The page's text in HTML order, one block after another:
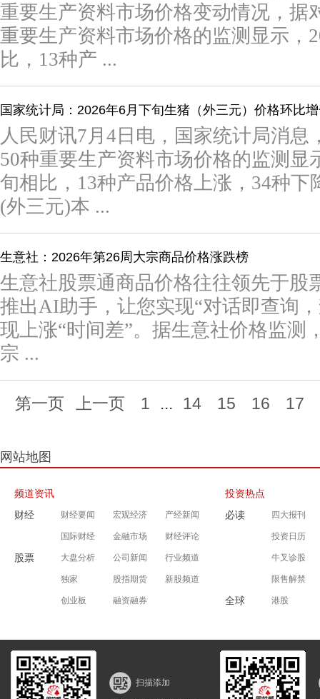
重要生产资料市场价格变动情况，据
重要生产资料市场价格的监测显示，
比，13种产 ...
国家统计局：2026年6月下旬生猪（外三元）价格环比
人民财讯7月4日电，国家统计局消息
50种重要生产资料市场价格的监测显
旬相比，13种产品价格上涨，34种下
(外三元)本 ...
生意社：2026年第26周大宗商品价格涨跌榜
生意社股票通商品价格往往领先于股
推出AI助手，让您实现“对话即查询
现上涨“时间差”。据生意社价格监测
宗 ...
第一页 上一页 1 ... 14 15 16 17
网站地图
频道资讯
财经
财经要闻 宏观经济 产经新闻
国际财经 金融市场 财经评论
股票 大盘分析 公司新闻 行业频道
独家 股指期货 新股频道
创业板 融资融券
投资热点
必读
四大报刊
投资日历
牛叉诊股
限售解禁
全球 港股
扫描添加